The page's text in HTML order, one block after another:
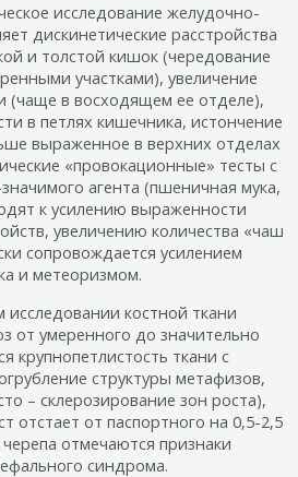
исследование желудочно-
дискинетические расстройства
и толстой кишок (чередование
участками), увеличение
(чаще в восходящем ее отделе),
в петлях кишечника, истончение
выраженное в верхних отделах
«провокационные» тесты с
агента (пшеничная мука,
к усилению выраженности
увеличению количества «чаш
сопровождается усилением
и метеоризмом.
исследовании костной ткани
от умеренного до значительно
крупнопетлистость ткани с
структуры метафизов,
– склерозирование зон роста),
отстает от паспортного на 0,5-2,5
отмечаются признаки
синдрома.